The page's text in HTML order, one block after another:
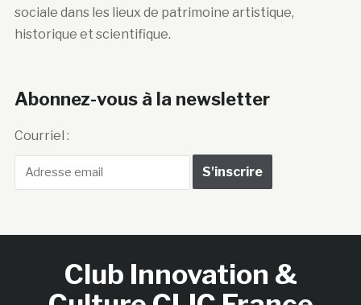
sociale dans les lieux de patrimoine artistique,
historique et scientifique.
Abonnez-vous à la newsletter
Courriel :
Club Innovation &